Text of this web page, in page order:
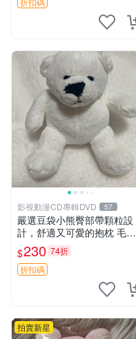
影視動漫CD專輯DVD 57
嚴選豆袋小熊臀部帶顆粒設
計，舒適又可愛的抱枕 毛絨
抱枕、臀部按摩、坐墊
$230 74折
折扣碼
拍賣新星